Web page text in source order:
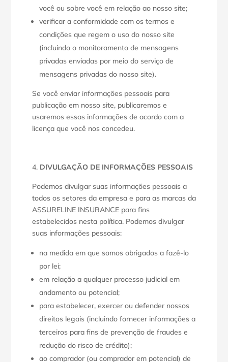
você ou sobre você em relação ao nosso site;
verificar a conformidade com os termos e
condições que regem o uso do nosso site
(incluindo o monitoramento de mensagens
privadas enviadas por meio do serviço de
mensagens privadas do nosso site).
Se você enviar informações pessoais para
publicação em nosso site, publicaremos e
usaremos essas informações de acordo com a
licença que você nos concedeu.
DIVULGAÇÃO DE INFORMAÇÕES PESSOAIS
Podemos divulgar suas informações pessoais a
todos os setores da empresa e para as marcas da
ASSURELINE INSURANCE para fins
estabelecidos nesta política. Podemos divulgar
suas informações pessoais:
na medida em que somos obrigados a fazê-lo
por lei;
em relação a qualquer processo judicial em
andamento ou potencial;
para estabelecer, exercer ou defender nossos
direitos legais (incluindo fornecer informações a
terceiros para fins de prevenção de fraudes e
redução do risco de crédito);
ao comprador (ou comprador em potencial) de